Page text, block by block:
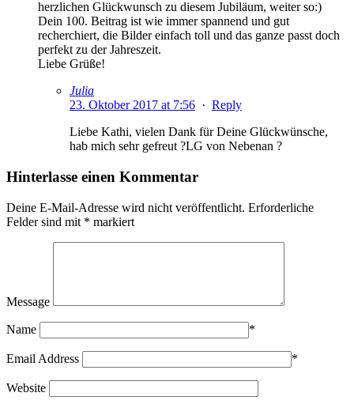
herzlichen Glückwunsch zu diesem Jubiläum, weiter so:)
Dein 100. Beitrag ist wie immer spannend und gut
recherchiert, die Bilder einfach toll und das ganze passt doch
perfekt zu der Jahreszeit.
Liebe Grüße!
Julia
23. Oktober 2017 at 7:56 · Reply
Liebe Kathi, vielen Dank für Deine Glückwünsche,
hab mich sehr gefreut ?LG von Nebenan ?
Hinterlasse einen Kommentar
Deine E-Mail-Adresse wird nicht veröffentlicht. Erforderliche
Felder sind mit * markiert
Message
Name *
Email Address *
Website